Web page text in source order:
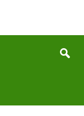
the
Search